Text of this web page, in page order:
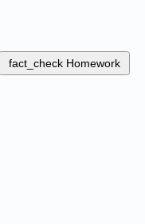
fact_check Homework